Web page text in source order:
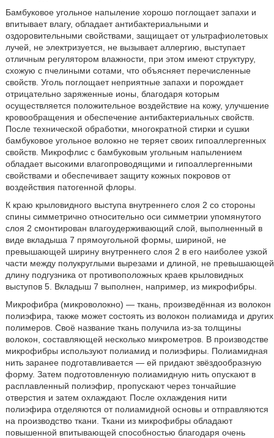
Бамбуковое угольное напыление хорошо поглощает запахи и
впитывает влагу, обладает антибактериальными и
оздоровительными свойствами, защищает от ультрафиолетовых
лучей, не электризуется, не вызывает аллергию, выступает
отличным регулятором влажности, при этом имеют структуру,
схожую с пчелиными сотами, что объясняет перечисленные
свойств. Уголь поглощает неприятные запахи и порождает
отрицательно заряженные ионы, благодаря которым
осуществляется положительное воздействие на кожу, улучшение
кровообращения и обеспечение антибактериальных свойств.
После технической обработки, многократной стирки и сушки
бамбуковое угольное волокно не теряет своих гипоаллергенных
свойств. Микрофлис с бамбуковым угольным напылением
обладает высокими влагопроводящими и гипоаллергенными
свойствами и обеспечивает защиту кожных покровов от
воздействия патогенной флоры.
К краю крыловидного выступа внутреннего слоя 2 со стороны
спины симметрично относительно оси симметрии упомянутого
слоя 2 смонтирован влагоудерживающий слой, выполненный в
виде вкладыша 7 прямоугольной формы, шириной, не
превышающей ширину внутреннего слоя 2 в его наиболее узкой
части между полукруглыми вырезами и длиной, не превышающей
длину подгузника от противоположных краев крыловидных
выступов 5. Вкладыш 7 выполнен, например, из микрофибры.
Микрофибра (микроволокно) — ткань, произведённая из волокон
полиэфира, также может состоять из волокон полиамида и других
полимеров. Своё название ткань получила из-за толщины
волокон, составляющей несколько микрометров. В производстве
микрофибры используют полиамид и полиэфиры. Полиамидная
нить заранее подготавливается — ей придают звёздообразную
форму. Затем подготовленную полиамидную нить опускают в
расплавленный полиэфир, пропускают через тончайшие
отверстия и затем охлаждают. После охлаждения нити
полиэфира отделяются от полиамидной основы и отправляются
на производство ткани. Ткани из микрофибры обладают
повышенной впитывающей способностью благодаря очень